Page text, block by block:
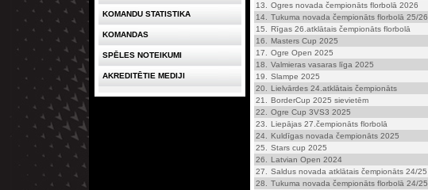
13.
Ogres novada čempionāts florbolā 2026
14.
Tukuma novada čempionāts florbolā 25/26
15.
Rīgas 26.atklātais čempionāts florbolā
16.
Masters Cup 2025
17.
Ogre Open 2025
18.
Valmieras vasaras līga 2025
19.
Slampe 2025
20.
Lielvārdes 24.atklātais čempionāts
21.
BorderCup 2025 sievietēm
22.
Ogre Cup 3VS3 2025
23.
Liepājas 27.čempionāts florbolā
24.
Kuldīgas novada čempionāts 2025
25.
Stars cup 2025
26.
Latvian Open 2024
27.
Saldus novada atklātais čempionāts 24/25
28.
Tukuma novada čempionāts florbolā 24/25
KOMANDU STATISTIKA
KOMANDAS
SPĒLES NOTEIKUMI
AKREDITĒTIE MEDIJI